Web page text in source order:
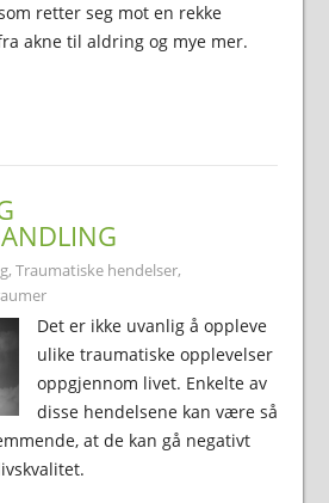
retter seg mot en rekke
akne til aldring og mye mer.
, Traumatiske hendelser,
Det er ikke uvanlig å oppleve
ulike traumatiske opplevelser
oppgjennom livet. Enkelte av
disse hendelsene kan være så
at de kan gå negativt